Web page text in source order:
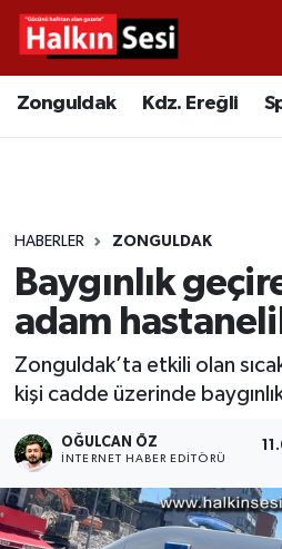
Zonguldak Kdz. Ereğli
HABERLER ZONGULDAK
Baygınlık
adam
Zonguldak’ta etkili olan
kişi cadde üzerinde
OĞULCAN ÖZ
İNTERNET HABER EDITÖRÜ
Video
Çaycuma
Alaplı
Asayiş
Devrek
Merkez Hava Durumu
Tüm Manşetler
Son Dakika Haberleri